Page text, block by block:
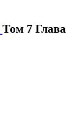
Том 7 Глава